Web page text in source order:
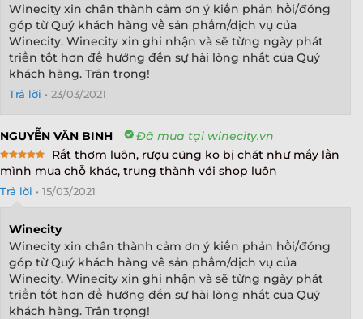
Winecity xin chân thành cảm ơn ý kiến phản hồi/đóng
góp từ Quý khách hàng về sản phẩm/dịch vụ của
Winecity. Winecity xin ghi nhận và sẽ từng ngày phát
triển tốt hơn để hướng đến sự hài lòng nhất của Quý
khách hàng. Trân trọng!
Trả lời • 23/03/2021
NGUYỄN VĂN BINH Đã mua tại winecity.vn
Rated5
out of 5
Rất thơm luôn, rượu cũng ko bị chát như mấy lần
mình mua chỗ khác, trung thành với shop luôn
Trả lời • 15/03/2021
Winecity
Winecity xin chân thành cảm ơn ý kiến phản hồi/đóng
góp từ Quý khách hàng về sản phẩm/dịch vụ của
Winecity. Winecity xin ghi nhận và sẽ từng ngày phát
triển tốt hơn để hướng đến sự hài lòng nhất của Quý
khách hàng. Trân trọng!